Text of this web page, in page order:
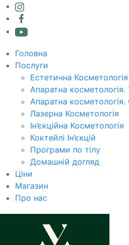
Головна
Послуги
Естетична Косметологія
Апаратна косметологія.
Апаратна
Лазерна Косметологія
Ін’єкційна Косметологія
Коктейлі Ін’єкцій
Програми по тілу
Домашній догляд
Ціни
Магазин
Про нас